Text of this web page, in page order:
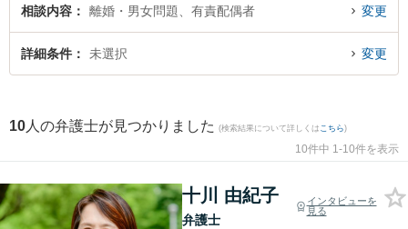
生した有責配偶者のトラブルを今すぐに弁護士に相談したい』『有責配偶者の
トラブル解決の実績豊富な近くの弁護士を検索したい』『初回相談無料で有責
配偶者を法律相談できる岸和田市内の弁護士に相談予約したい』などでお困り
相談内容 離婚・男女問題、有責配偶者 変更
詳細条件 未選択 変更
10 人の弁護士が見つかりました (検索結果について詳しくは こちら)
10件中 1-10件を表示
十川 由紀子
弁護士
インタビューを
見る